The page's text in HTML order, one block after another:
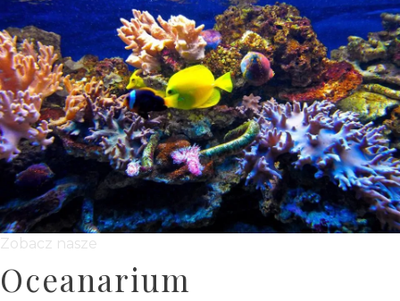
Zobacz nasze
Oceanarium